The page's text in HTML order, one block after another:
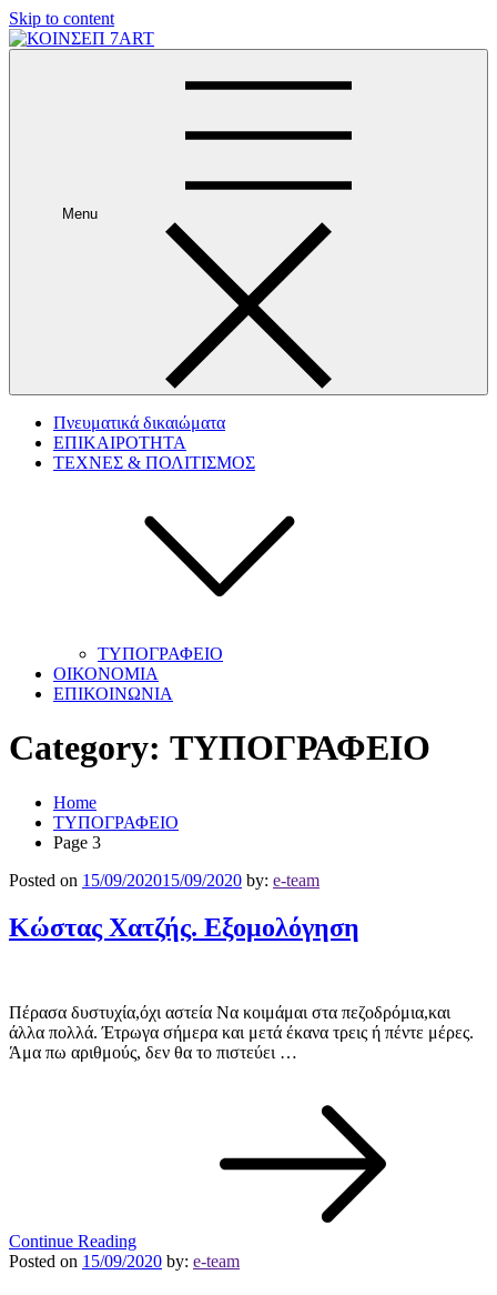
Skip to content
Menu
Πνευματικά δικαιώματα
ΕΠΙΚΑΙΡΟΤΗΤΑ
ΤΕΧΝΕΣ & ΠΟΛΙΤΙΣΜΟΣ
ΤΥΠΟΓΡΑΦΕΙΟ
ΟΙΚΟΝΟΜΙΑ
ΕΠΙΚΟΙΝΩΝΙΑ
Category: ΤΥΠΟΓΡΑΦΕΙΟ
Home
ΤΥΠΟΓΡΑΦΕΙΟ
Page 3
Posted on 15/09/202015/09/2020 by: e-team
Κώστας Χατζής. Εξομολόγηση
Πέρασα δυστυχία,όχι αστεία Να κοιμάμαι στα πεζοδρόμια,και
άλλα πολλά. Έτρωγα σήμερα και μετά έκανα τρεις ή πέντε μέρες.
Άμα πω αριθμούς, δεν θα το πιστεύει …
Continue Reading
Posted on 15/09/2020 by: e-team